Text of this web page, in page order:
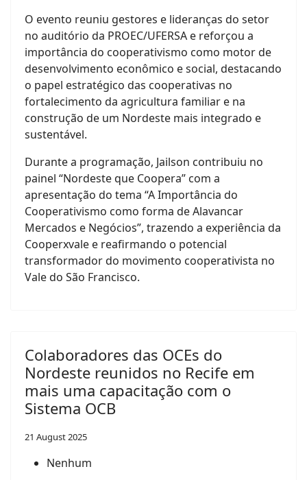
O evento reuniu gestores e lideranças do setor
no auditório da PROEC/UFERSA e reforçou a
importância do cooperativismo como motor de
desenvolvimento econômico e social, destacando
o papel estratégico das cooperativas no
fortalecimento da agricultura familiar e na
construção de um Nordeste mais integrado e
sustentável.
Durante a programação, Jailson contribuiu no
painel “Nordeste que Coopera” com a
apresentação do tema “A Importância do
Cooperativismo como forma de Alavancar
Mercados e Negócios”, trazendo a experiência da
Cooperxvale e reafirmando o potencial
transformador do movimento cooperativista no
Vale do São Francisco.
Colaboradores das OCEs do
Nordeste reunidos no Recife em
mais uma capacitação com o
Sistema OCB
21 August 2025
Nenhum